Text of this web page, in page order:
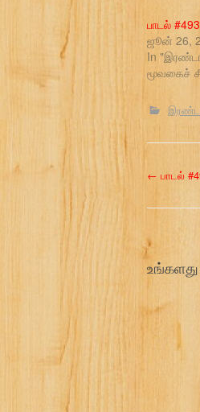
பாடல் #493
ஜூன் 26,
In
மூவகைச்
P
o
s
t
n
← பாடல்